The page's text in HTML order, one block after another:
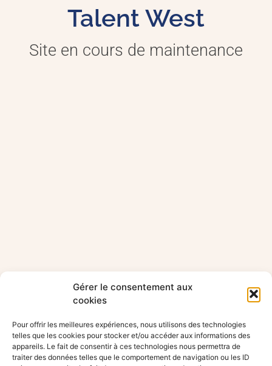
Gérer le consentement aux
cookies
Pour offrir les meilleures expériences, nous utilisons des technologies
telles que les cookies pour stocker et/ou accéder aux informations des
appareils. Le fait de consentir à ces technologies nous permettra de
traiter des données telles que le comportement de navigation ou les ID
Talent West
Site en cours de maintenance